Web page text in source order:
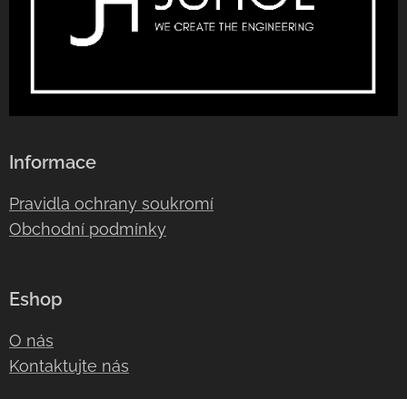
Informace
Pravidla ochrany soukromí
Obchodní podmínky
Eshop
O nás
Kontaktujte nás